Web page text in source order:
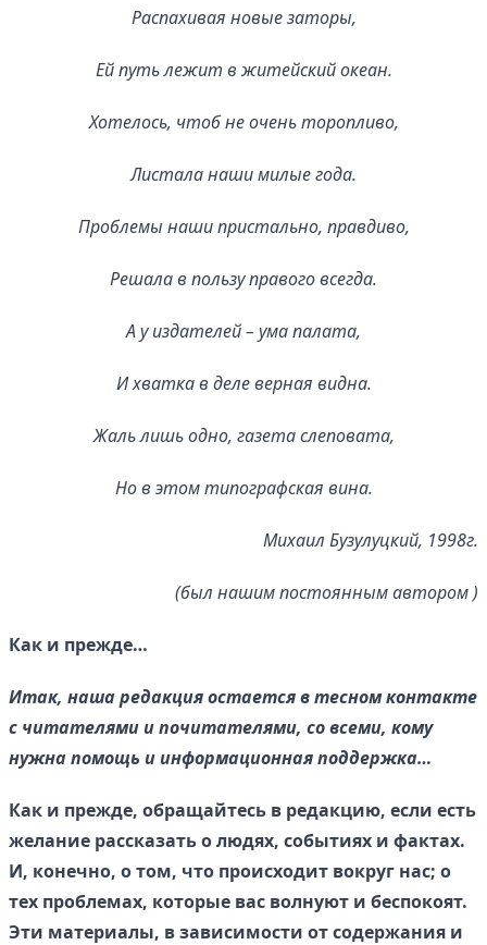
Распахивая новые заторы,
Ей путь лежит в житейский океан.
Хотелось, чтоб не очень торопливо,
Листала наши милые года.
Проблемы наши пристально, правдиво,
Решала в пользу правого всегда.
А у издателей – ума палата,
И хватка в деле верная видна.
Жаль лишь одно, газета слеповата,
Но в этом типографская вина.
Михаил Бузулуцкий, 1998г.
(был нашим постоянным автором )
Как и прежде…
Итак, наша редакция остается в тесном контакте
с читателями и почитателями, со всеми, кому
нужна помощь и информационная поддержка…
Как и прежде, обращайтесь в редакцию, если есть
желание рассказать о людях, событиях и фактах.
И, конечно, о том, что происходит вокруг нас; о
тех проблемах, которые вас волнуют и беспокоят.
Эти материалы, в зависимости от содержания и